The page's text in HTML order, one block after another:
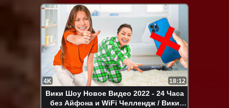
4K 18:12
Вики Шоу Новое Видео 2022 - 24 Часа
без Айфона и WiFi Челлендж / Вики